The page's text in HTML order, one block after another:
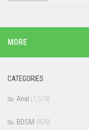
MORE
CATEGORIES
Anal (1,519)
BDSM (829)